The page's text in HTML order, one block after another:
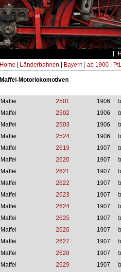
Home Länderbahnen Bayern ab 1900|
Maffei-Motorlokomotiven
Maffei 2501 1906
Maffei
2502 1906
Maffei
2503 1906
Maffei
2524 1906
Maffei
2619 1907
Maffei
2620 1907
Maffei
2621 1907
Maffei
2622 1907
Maffei
2623 1907
Maffei
2624 1907
Maffei
2625 1907
Maffei
2626 1907
Maffei
2627 1907
Maffei
2628 1907
Maffei
2629 1907